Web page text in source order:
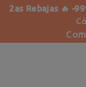
2as Rebajas 🔥 -